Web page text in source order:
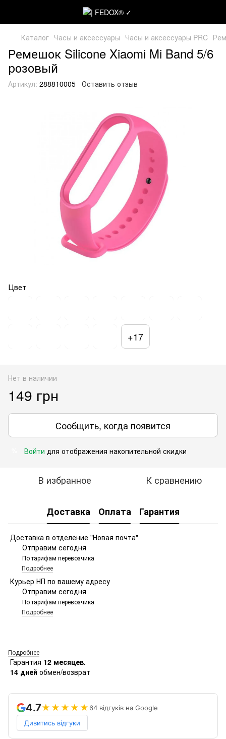
Каталог Часы и аксессуары Часы и аксессуары PRC
Ремешок Silicone Xiaomi Mi Band 5/6
розовый
Артикул: 288810005 Оставить отзыв
Цвет
+17
Нет в наличии
149 грн
Сообщить, когда появится
Войти для отображения накопительной скидки
В избранное К сравнению
Доставка Оплата Гарантия
Доставка в отделение "Новая почта"
Отправим сегодня
По тарифам перевозчика
Подробнее
Курьер НП по вашему адресу
Отправим сегодня
По тарифам перевозчика
Подробнее
Подробнее
Гарантия 12 месяцев.
14 дней обмен/возврат
4.7★★★★★64 відгуків на Google
Дивитись відгуки